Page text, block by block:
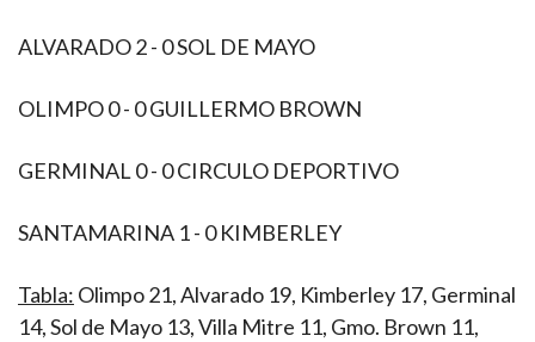
ALVARADO 2 - 0 SOL DE MAYO
OLIMPO 0 - 0 GUILLERMO BROWN
GERMINAL 0 - 0 CIRCULO DEPORTIVO
SANTAMARINA 1 - 0 KIMBERLEY
Tabla: Olimpo 21, Alvarado 19, Kimberley 17, Germinal
14, Sol de Mayo 13, Villa Mitre 11, Gmo. Brown 11,